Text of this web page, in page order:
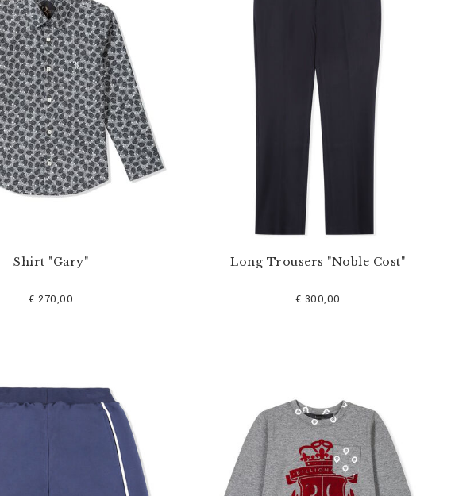
Shirt "Gary"
€ 270,00
Long Trousers "Noble Cost"
€ 300,00